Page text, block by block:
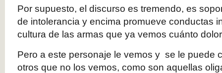
Por supuesto, el discurso es tremendo, es
de intolerancia y encima promueve conductas
cultura de las armas que ya vemos cuánto
Pero a este personaje le vemos y se le puede
otros que no los vemos, como son aquellas